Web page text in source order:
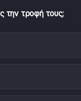
την τροφή τους;